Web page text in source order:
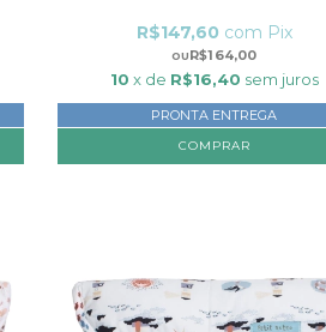
R$164,00
R$147,60 com Pix
10 x de R$16,40 sem juros
PRONTA ENTREGA